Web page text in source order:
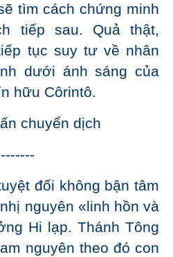
tìm cách chứng minh
tiếp sau. Quả thật,
tục suy tư về nhân
dưới ánh sáng của
hữu Côrintô.
chuyển dịch
đối không bận tâm
nguyên «linh hồn và
Hi lạp. Thánh Tông
nguyên theo đó con